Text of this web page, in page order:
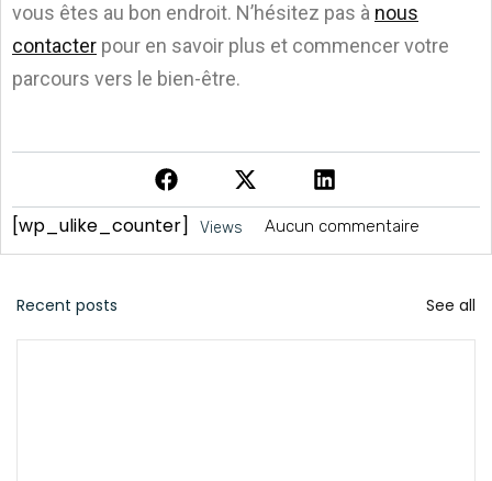
vous êtes au bon endroit. N’hésitez pas à nous
contacter pour en savoir plus et commencer votre
parcours vers le bien-être.
[wp_ulike_counter] Views Aucun commentaire
Recent posts See all